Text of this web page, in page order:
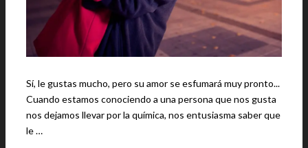
Sí, le gustas mucho, pero su amor se esfumará muy pronto...
Cuando estamos conociendo a una persona que nos gusta
nos dejamos llevar por la química, nos entusiasma saber que
le …